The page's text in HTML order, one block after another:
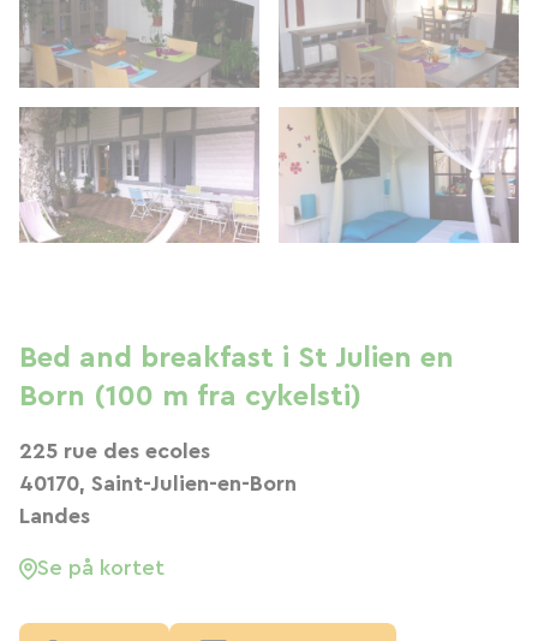
Bed and breakfast i St Julien en
Born (100 m fra cykelsti)
225 rue des ecoles
40170, Saint-Julien-en-Born
Landes
Se på kortet